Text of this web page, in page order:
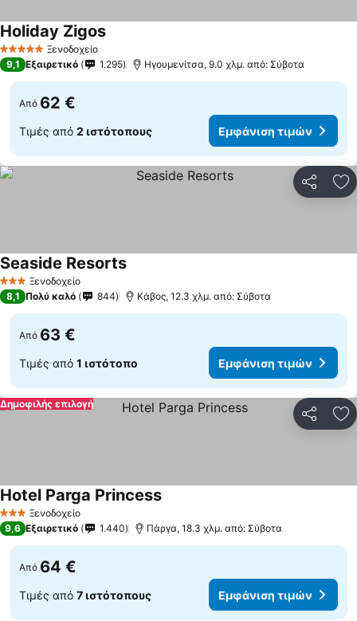
5 Αστέρια Ξενοδοχείο
Holiday ZigosΕμφάνιση τιμών
9,1 Εξαιρετικό 1.295 Ηγουμενίτσα, 9.0 χλμ. από: Σύβοτα
Από 62 €
Τιμές από 2 ιστότοπους Εμφάνιση τιμών
3 ΑστέριαΞενοδοχείο
Seaside ResortsΕμφάνιση τιμών
8,1 Πολύ καλό 844 Κάβος, 12.3 χλμ. από: Σύβοτα
Από 63 €
Τιμές από 1 ιστότοπο Εμφάνιση τιμών
Δημοφιλής επιλογή
3 ΑστέριαΞενοδοχείο
Hotel Parga PrincessΕμφάνιση τιμών
9,6 Εξαιρετικό 1.440 Πάργα, 18.3 χλμ. από: Σύβοτα
Από 64 €
Τιμές από 7 ιστότοπους Εμφάνιση τιμών